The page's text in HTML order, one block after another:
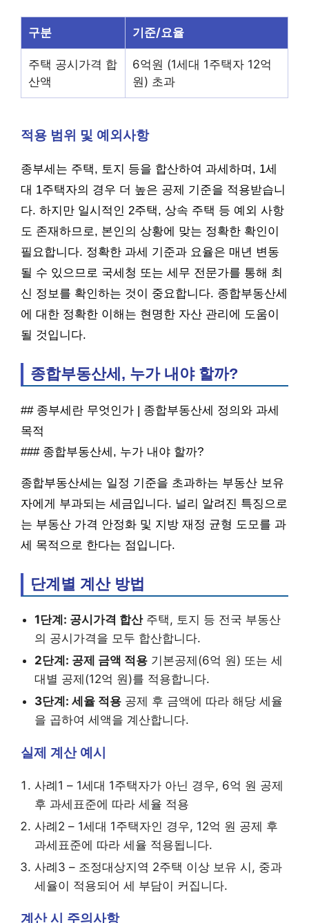
구분 기준/요율
주택 공시가격 합
산액
6억원 (1세대 1주택자 12억
원) 초과
적용 범위 및 예외사항
종부세는 주택, 토지 등을 합산하여 과세하며, 1세
대 1주택자의 경우 더 높은 공제 기준을 적용받습니
다. 하지만 일시적인 2주택, 상속 주택 등 예외 사항
도 존재하므로, 본인의 상황에 맞는 정확한 확인이
필요합니다. 정확한 과세 기준과 요율은 매년 변동
될 수 있으므로 국세청 또는 세무 전문가를 통해 최
신 정보를 확인하는 것이 중요합니다. 종합부동산세
에 대한 정확한 이해는 현명한 자산 관리에 도움이
될 것입니다.
종합부동산세, 누가 내야 할까?
## 종부세란 무엇인가 | 종합부동산세 정의와 과세
목적
### 종합부동산세, 누가 내야 할까?
종합부동산세는 일정 기준을 초과하는 부동산 보유
자에게 부과되는 세금입니다. 널리 알려진 특징으로
는 부동산 가격 안정화 및 지방 재정 균형 도모를 과
세 목적으로 한다는 점입니다.
단계별 계산 방법
1단계: 공시가격 합산주택, 토지 등 전국 부동산
의 공시가격을 모두 합산합니다.
2단계: 공제 금액 적용 기본공제(6억 원) 또는 세
대별 공제(12억 원)를 적용합니다.
3단계: 세율 적용 공제 후 금액에 따라 해당 세율
을 곱하여 세액을 계산합니다.
실제 계산 예시
사례1 – 1세대 1주택자가 아닌 경우, 6억 원 공제
후 과세표준에 따라 세율 적용
사례2 – 1세대 1주택자인 경우, 12억 원 공제 후
과세표준에 따라 세율 적용됩니다.
사례3 – 조정대상지역 2주택 이상 보유 시, 중과
세율이 적용되어 세 부담이 커집니다.
계산 시 주의사항